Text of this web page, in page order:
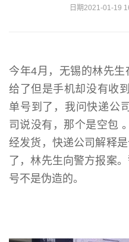
日期2021-01-19
今年4月，无锡的林先
给了但是手机却没有收
单号到了，我问快递公
司说没有，那个是空包
经发货，快递公司解释
了，林先生向警方报案
号不是伪造的。